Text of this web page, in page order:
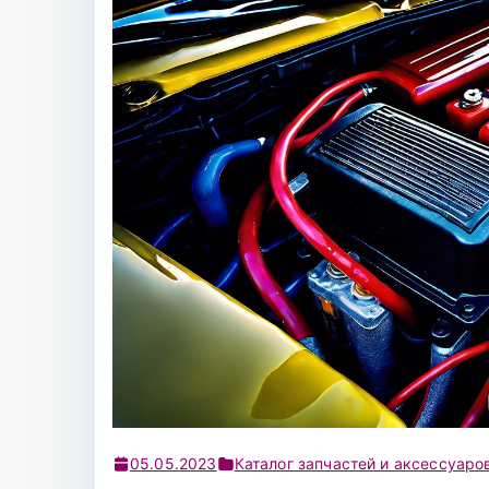
05.05.2023 Каталог запчастей и